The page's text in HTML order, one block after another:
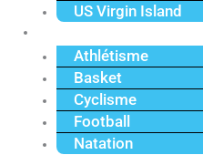
US Virgin Island
Athlétisme
Basket
Cyclisme
Football
Natation